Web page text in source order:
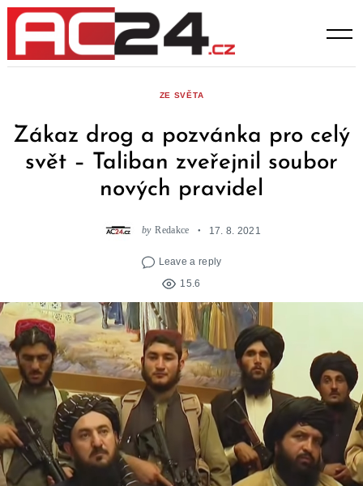
Skip
content
ZE SVĚTA
Zákaz drog a pozvánka pro celý
svět – Taliban zveřejnil soubor
nových pravidel
by Redakce 17. 8. 2021
Leave a reply
15.6